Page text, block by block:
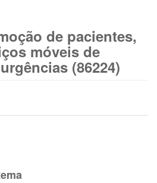
de pacientes,
móveis de
(86224)